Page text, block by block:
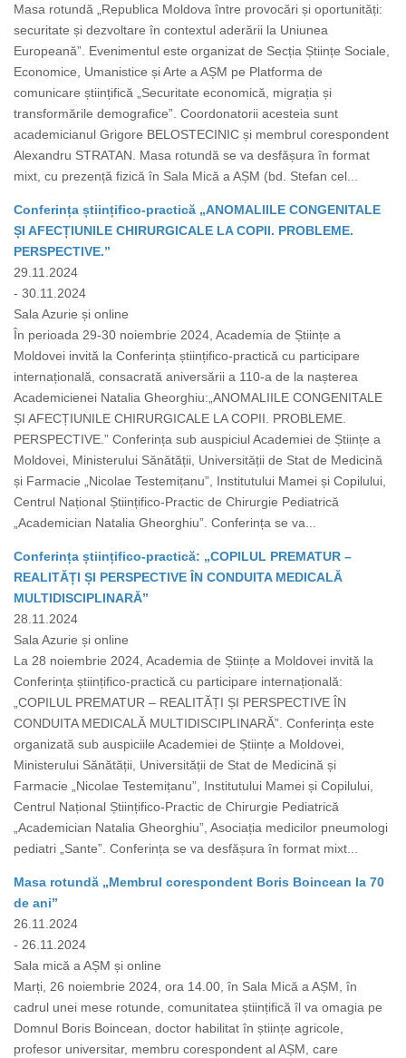
Masa rotundă „Republica Moldova între provocări și oportunități:
securitate și dezvoltare în contextul aderării la Uniunea
Europeană”. Evenimentul este organizat de Secția Științe Sociale,
Economice, Umanistice și Arte a AȘM pe Platforma de
comunicare științifică „Securitate economică, migrația și
transformările demografice”. Coordonatorii acesteia sunt
academicianul Grigore BELOSTECINIC și membrul corespondent
Alexandru STRATAN. Masa rotundă se va desfășura în format
mixt, cu prezență fizică în Sala Mică a AȘM (bd. Stefan cel...
Conferința științifico-practică „ANOMALIILE CONGENITALE
ȘI AFECȚIUNILE CHIRURGICALE LA COPII. PROBLEME.
PERSPECTIVE.”
29.11.2024
- 30.11.2024
Sala Azurie și online
În perioada 29-30 noiembrie 2024, Academia de Științe a
Moldovei invită la Conferința științifico-practică cu participare
internațională, consacrată aniversării a 110-a de la nașterea
Academicienei Natalia Gheorghiu:„ANOMALIILE CONGENITALE
ȘI AFECȚIUNILE CHIRURGICALE LA COPII. PROBLEME.
PERSPECTIVE.” Conferința sub auspiciul Academiei de Științe a
Moldovei, Ministerului Sănătății, Universității de Stat de Medicină
și Farmacie „Nicolae Testemițanu”, Institutului Mamei și Copilului,
Centrul Național Științifico-Practic de Chirurgie Pediatrică
„Academician Natalia Gheorghiu”. Conferința se va...
Conferința științifico-practică: „COPILUL PREMATUR –
REALITĂȚI ȘI PERSPECTIVE ÎN CONDUITA MEDICALĂ
MULTIDISCIPLINARĂ”
28.11.2024
Sala Azurie și online
La 28 noiembrie 2024, Academia de Științe a Moldovei invită la
Conferința științifico-practică cu participare internațională:
„COPILUL PREMATUR – REALITĂȚI ȘI PERSPECTIVE ÎN
CONDUITA MEDICALĂ MULTIDISCIPLINARĂ”. Conferința este
organizată sub auspiciile Academiei de Științe a Moldovei,
Ministerului Sănătății, Universității de Stat de Medicină și
Farmacie „Nicolae Testemițanu”, Institutului Mamei și Copilului,
Centrul Național Științifico-Practic de Chirurgie Pediatrică
„Academician Natalia Gheorghiu”, Asociația medicilor pneumologi
pediatri „Sante”. Conferința se va desfășura în format mixt...
Masa rotundă „Membrul corespondent Boris Boincean la 70
de ani”
26.11.2024
- 26.11.2024
Sala mică a AȘM și online
Marți, 26 noiembrie 2024, ora 14.00, în Sala Mică a AȘM, în
cadrul unei mese rotunde, comunitatea științifică îl va omagia pe
Domnul Boris Boincean, doctor habilitat în științe agricole,
profesor universitar, membru corespondent al AȘM, care